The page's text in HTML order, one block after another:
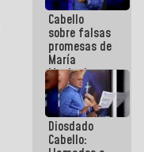
política más
sólida de
Venezuela
Cabello
sobre falsas
promesas de
María
Machado:
¿Quién le
puede creer?
¿Y la gente
que ella iba
a salvar en
Diosdado
Cabello: